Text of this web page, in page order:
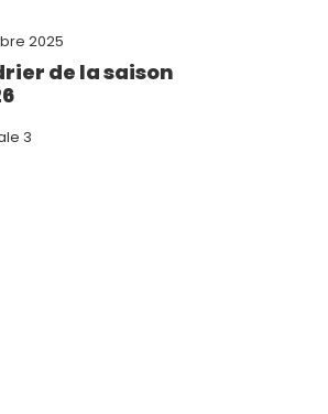
2025
de la saison
3